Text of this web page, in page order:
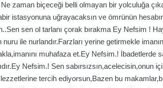
zaman biçeceği belli olmayan bir yolculuğa
istasyonuna uğrayacaksın ve ömrünün
sen ol tarlanı çorak bırakma Ey Nefsim !
ile nurlandır.Farzları yerine getirmekle
muhafaza et.Ey Nefsim.! İbadetlerde
Nefsim.! Sen sabırsızsın,acelecisin,onun
tercih ediyorsun,Bazen bu